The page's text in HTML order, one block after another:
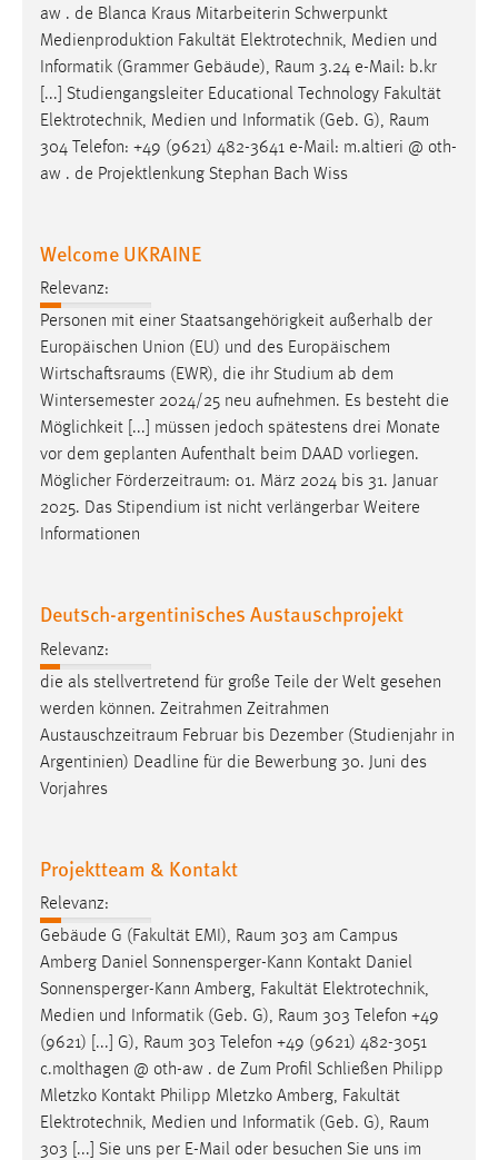
aw . de Blanca Kraus Mitarbeiterin Schwerpunkt
Medienproduktion Fakultät Elektrotechnik, Medien und
Informatik (Grammer Gebäude), Raum 3.24 e-Mail: b.kr
[...] Studiengangsleiter Educational Technology Fakultät
Elektrotechnik, Medien und Informatik (Geb. G), Raum
304 Telefon: +49 (9621) 482-3641 e-Mail: m.altieri @ oth-
aw . de Projektlenkung Stephan Bach Wiss
Welcome UKRAINE
Relevanz:
Personen mit einer Staatsangehörigkeit außerhalb der
Europäischen Union (EU) und des Europäischem
Wirtschaftsraums (EWR), die ihr Studium ab dem
Wintersemester 2024/25 neu aufnehmen. Es besteht die
Möglichkeit [...] müssen jedoch spätestens drei Monate
vor dem geplanten Aufenthalt beim DAAD vorliegen.
Möglicher Förderzeitraum: 01. März 2024 bis 31. Januar
2025. Das Stipendium ist nicht verlängerbar Weitere
Informationen
Deutsch-argentinisches Austauschprojekt
Relevanz:
die als stellvertretend für große Teile der Welt gesehen
werden können. Zeitrahmen Zeitrahmen
Austauschzeitraum Februar bis Dezember (Studienjahr in
Argentinien) Deadline für die Bewerbung 30. Juni des
Vorjahres
Projektteam & Kontakt
Relevanz:
Gebäude G (Fakultät EMI), Raum 303 am Campus
Amberg Daniel Sonnensperger-Kann Kontakt Daniel
Sonnensperger-Kann Amberg, Fakultät Elektrotechnik,
Medien und Informatik (Geb. G), Raum 303 Telefon +49
(9621) [...] G), Raum 303 Telefon +49 (9621) 482-3051
c.molthagen @ oth-aw . de Zum Profil Schließen Philipp
Mletzko Kontakt Philipp Mletzko Amberg, Fakultät
Elektrotechnik, Medien und Informatik (Geb. G), Raum
303 [...] Sie uns per E-Mail oder besuchen Sie uns im